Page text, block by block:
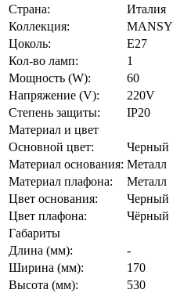
Страна:
Италия
Коллекция:
MANSY
Цоколь:
E27
Кол-во ламп:
1
Мощность (W):
60
Напряжение (V):
220V
Степень защиты:
IP20
Материал и цвет
Основной цвет:
Черный
Материал основания: Металл
Материал плафона:
Металл
Цвет основания:
Черный
Цвет плафона:
Чёрный
Габариты
Длина (мм):
-
Ширина (мм):
170
Высота (мм):
530